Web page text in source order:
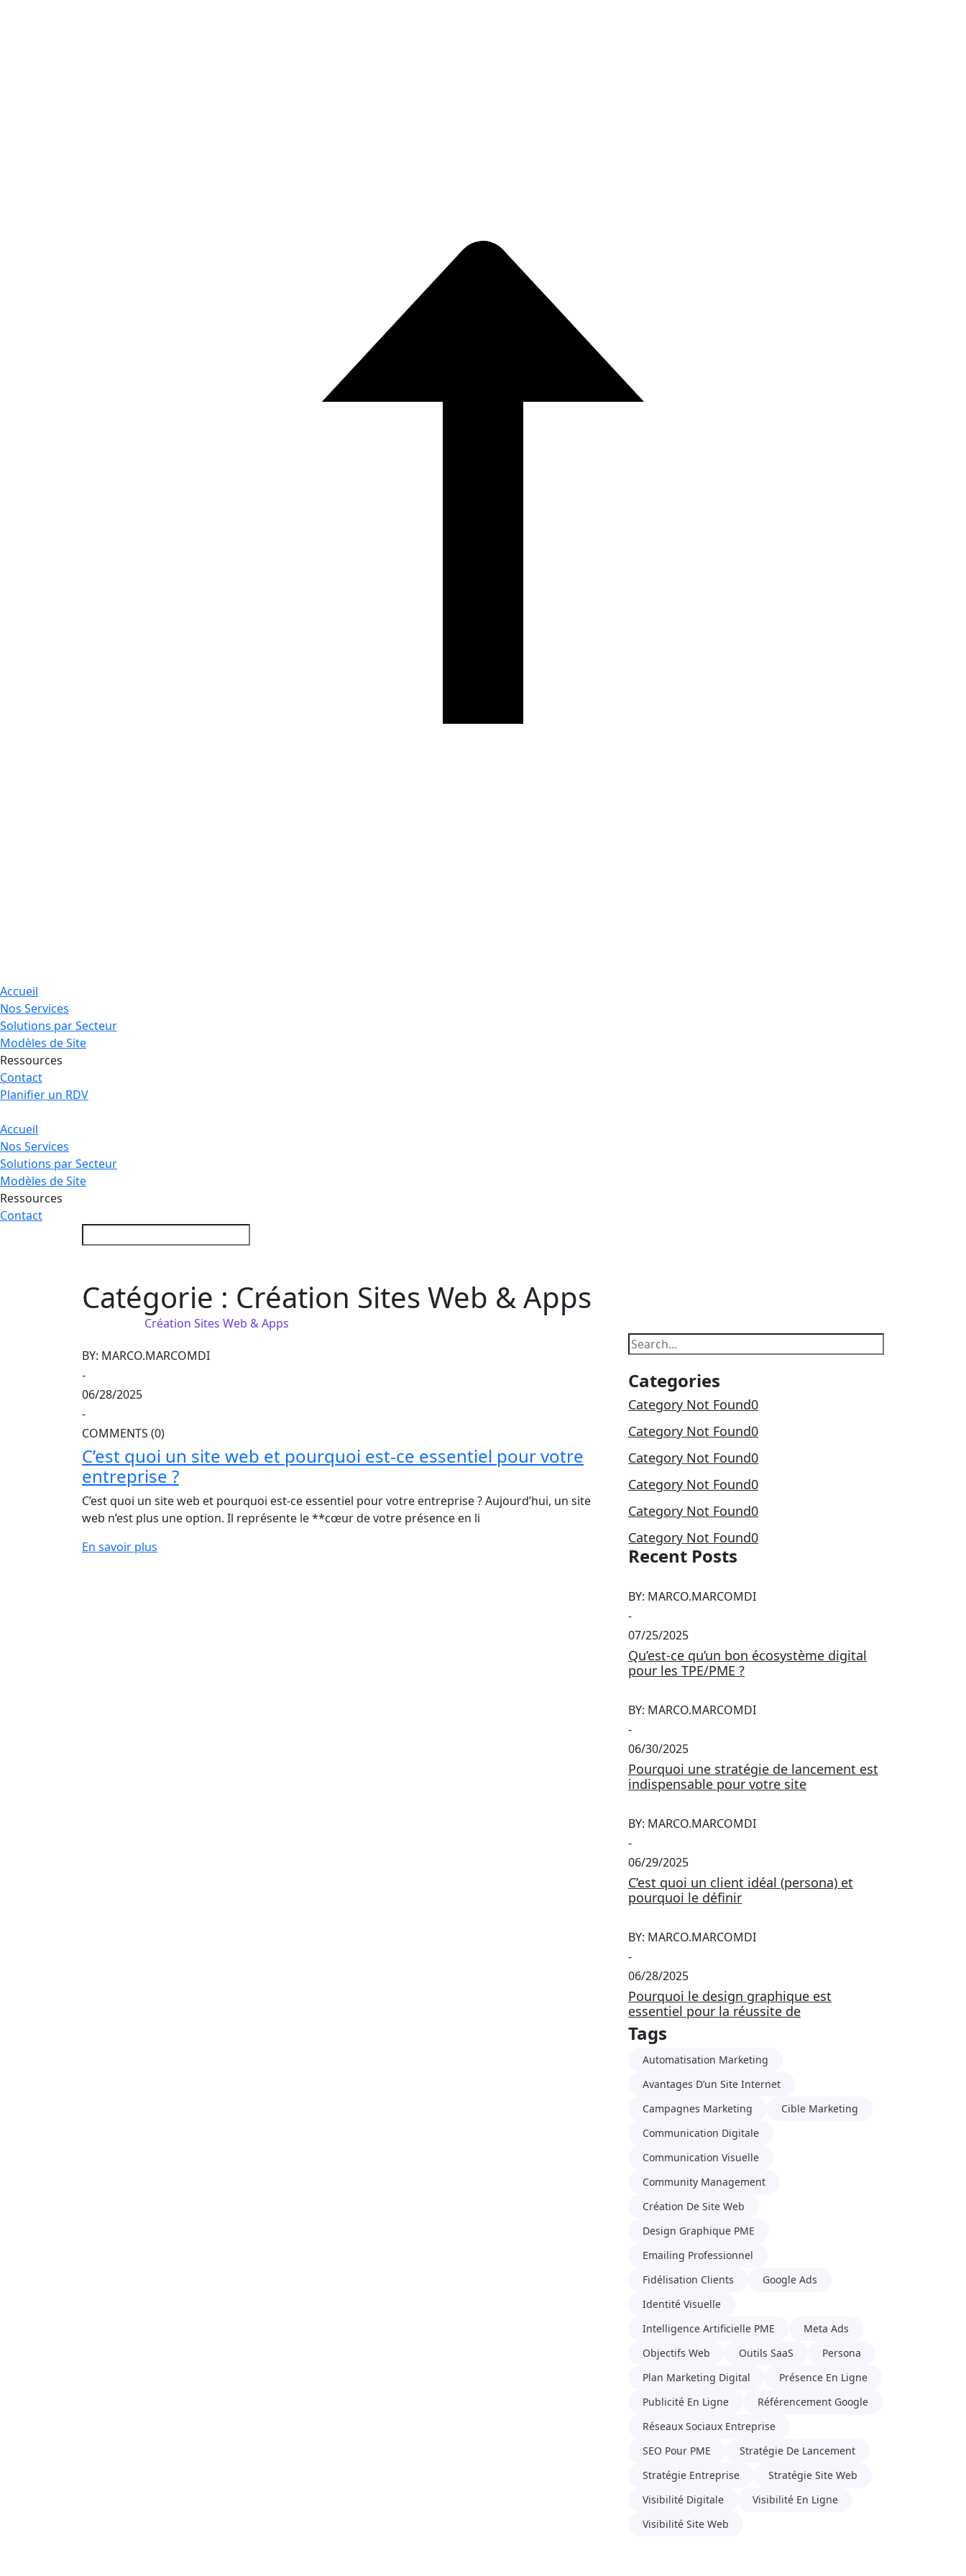
Accueil
Nos Services
Solutions par Secteur
Modèles de Site
Ressources
Contact
Planifier un RDV
Accueil
Nos Services
Solutions par Secteur
Modèles de Site
Ressources
Contact
Catégorie : Création Sites Web & Apps
Création Sites Web & Apps
BY: MARCO.MARCOMDI
-
06/28/2025
-
COMMENTS (0)
C’est quoi un site web et pourquoi est-ce essentiel pour votre
entreprise ?
C’est quoi un site web et pourquoi est-ce essentiel pour votre entreprise ? Aujourd’hui, un site
web n’est plus une option. Il représente le **cœur de votre présence en li
En savoir plus
Categories
Category Not Found0
Category Not Found0
Category Not Found0
Category Not Found0
Category Not Found0
Category Not Found0
Recent Posts
BY: MARCO.MARCOMDI
-
07/25/2025
Qu’est-ce qu’un bon écosystème digital
pour les TPE/PME ?
BY: MARCO.MARCOMDI
-
06/30/2025
Pourquoi une stratégie de lancement est
indispensable pour votre site
BY: MARCO.MARCOMDI
-
06/29/2025
C’est quoi un client idéal (persona) et
pourquoi le définir
BY: MARCO.MARCOMDI
-
06/28/2025
Pourquoi le design graphique est
essentiel pour la réussite de
Tags
Automatisation Marketing
Avantages D’un Site Internet
Campagnes Marketing
Cible Marketing
Communication Digitale
Communication Visuelle
Community Management
Création De Site Web
Design Graphique PME
Emailing Professionnel
Fidélisation Clients
Google Ads
Identité Visuelle
Intelligence Artificielle PME
Meta Ads
Objectifs Web
Outils SaaS
Persona
Plan Marketing Digital
Présence En Ligne
Publicité En Ligne
Référencement Google
Réseaux Sociaux Entreprise
SEO Pour PME
Stratégie De Lancement
Stratégie Entreprise
Stratégie Site Web
Visibilité Digitale
Visibilité En Ligne
Visibilité Site Web